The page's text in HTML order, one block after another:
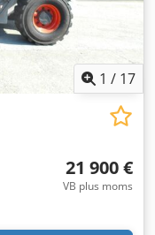
ventil,
fram, värmare,
1 / 17
21 900 €
VB plus moms